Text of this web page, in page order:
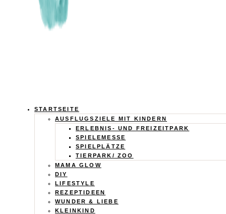
Calistas
Traum
STARTSEITE
AUSFLUGSZIELE MIT KINDERN
ERLEBNIS- UND FREIZEITPARK
SPIELEMESSE
SPIELPLÄTZE
TIERPARK/ ZOO
MAMA GLOW
DIY
LIFESTYLE
REZEPTIDEEN
WUNDER & LIEBE
KLEINKIND